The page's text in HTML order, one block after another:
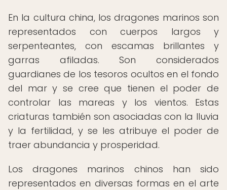
En la cultura china, los dragones marinos son
representados con cuerpos largos y
serpenteantes, con escamas brillantes y
garras afiladas. Son considerados
guardianes de los tesoros ocultos en el fondo
del mar y se cree que tienen el poder de
controlar las mareas y los vientos. Estas
criaturas también son asociadas con la lluvia
y la fertilidad, y se les atribuye el poder de
traer abundancia y prosperidad.
Los dragones marinos chinos han sido
representados en diversas formas en el arte